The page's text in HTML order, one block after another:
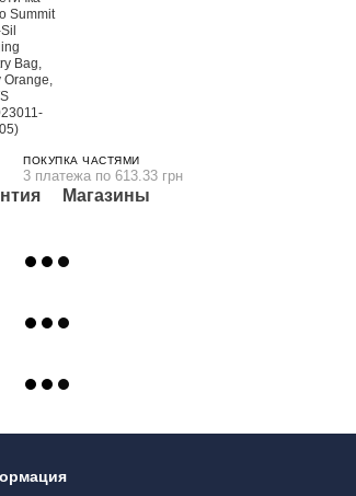
ПОКУПКА ЧАСТЯМИ
3 платежа по 613.33 грн
Магазины